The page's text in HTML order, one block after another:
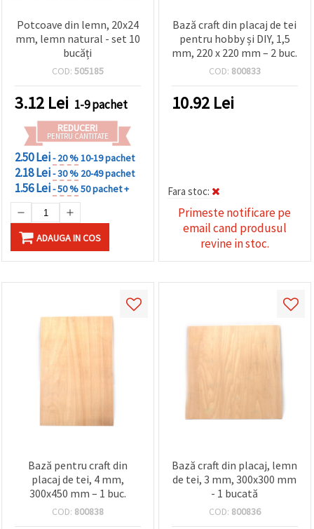
Potcoave din lemn, 20x24
mm, lemn natural - set 10
bucăți
COD: 505185
3.12 Lei 1-9 pachet
REDUCERI
PENTRU CANTITATE
2.50 Lei- 20 %10-19 pachet
2.18 Lei- 30 % 20-49 pachet
1.56 Lei- 50 %50 pachet +
ADAUGA IN COS
Bază craft din placaj de tei
pentru hobby și DIY, 1,5
mm, 220 x 220 mm – 2 buc.
COD: 800833
10.92 Lei
Fara stoc:
Primeste notificare pe
email cand produsul
revine in stoc.
Bază pentru craft din
placaj de tei, 4 mm,
300x450 mm – 1 buc.
COD: 800838
Bază craft din placaj, lemn
de tei, 3 mm, 300x300 mm
- 1 bucată
COD: 800836